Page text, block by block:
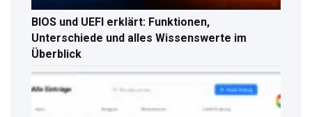
BIOS und UEFI erklärt: Funktionen,
Unterschiede und alles Wissenswerte im
Überblick